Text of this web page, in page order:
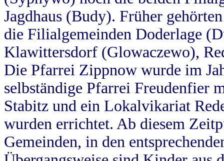
Jagdhaus (Budy). Früher
die Filialgemeinden Doderlage
Klawittersdorf (Glowaczewo),
Die Pfarrei Zippnow wurde im
selbständige Pfarrei Freudenfier
Stabitz und ein Lokalvikariat
wurden errichtet. Ab diesem
Gemeinden, in den